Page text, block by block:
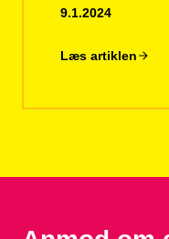
9.1.2024
Læs artiklen